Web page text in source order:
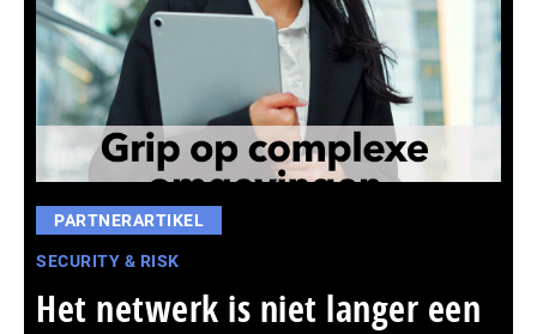
PARTNERARTIKEL
SECURITY & RISK
Het netwerk is niet langer een